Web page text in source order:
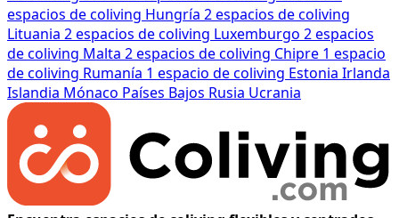
espacios de coliving Hungría 2 espacios de coliving
Lituania 2 espacios de coliving Luxemburgo 2 espacios
de coliving Malta 2 espacios de coliving Chipre 1 espacio
de coliving Rumanía 1 espacio de coliving Estonia Irlanda
Islandia Mónaco Países Bajos Rusia Ucrania